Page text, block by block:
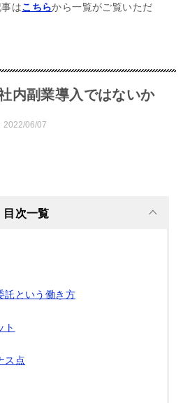
はこちらから一覧がご覧いただ
内副業導入ではないか
2022/06/07
目次一覧
託という働き方
ト
ス点